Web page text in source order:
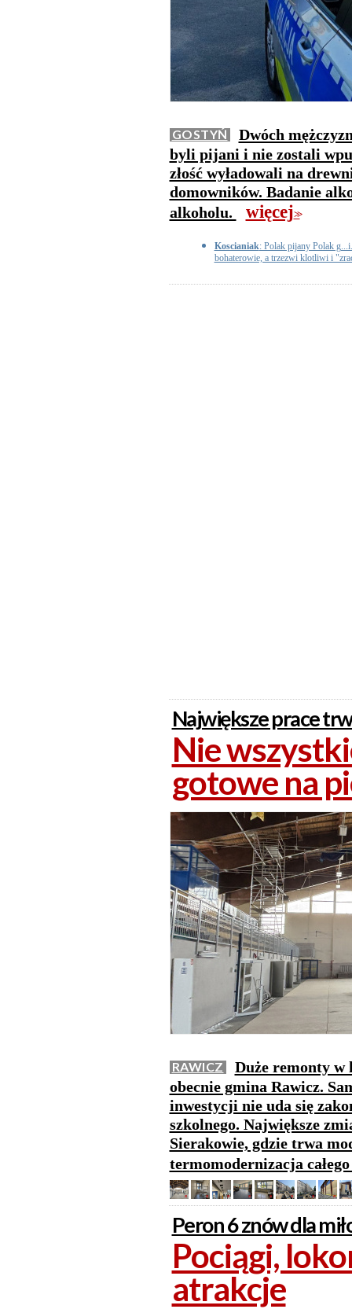
GOSTYŃ
Dwóch
byli pijani i nie zostali
złość wyładowali na
domowników. Badanie
alkoholu.
więcej>>
Koscianiak: Polak pijany Polak
bohaterowie, a trzezwi klotliwi i
Największe prace
Nie
gotowe na
RAWICZ
Duże remonty w
obecnie gmina Rawicz.
inwestycji nie uda się
szkolnego. Największe
Sierakowie, gdzie trwa
termomodernizacja
Peron 6 znów dla
Pociągi,
atrakcje